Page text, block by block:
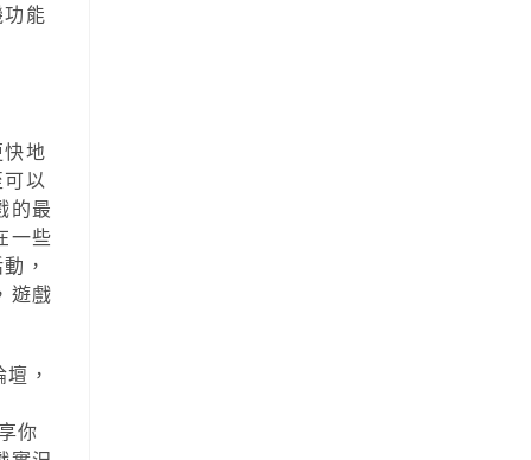
能
地
以
的最
一些
，
遊戲
，
你